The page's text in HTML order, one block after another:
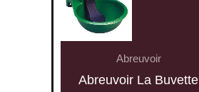
Abreuvoir
Abreuvoir La Buvette